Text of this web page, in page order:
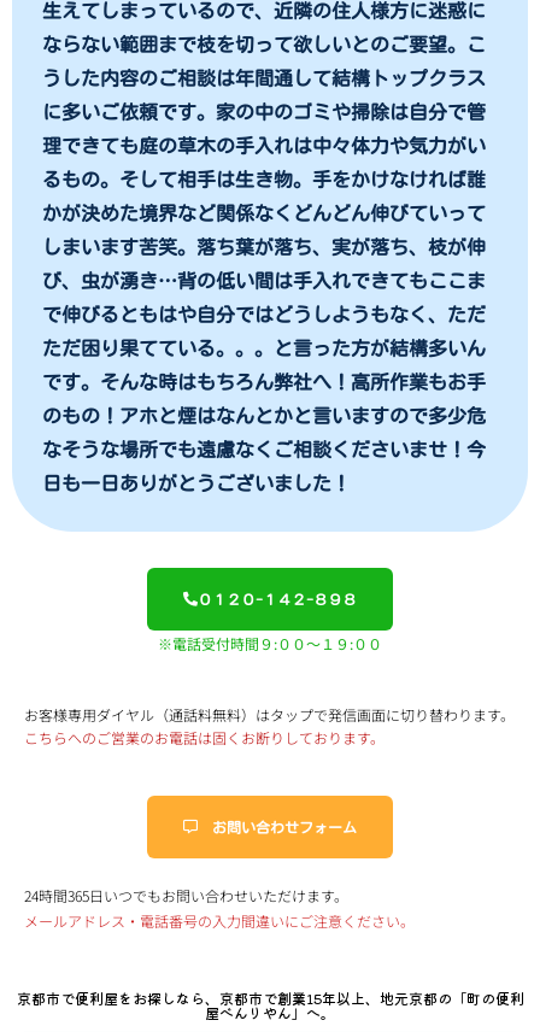
生えてしまっているので、近隣の住人様方に迷惑に
ならない範囲まで枝を切って欲しいとのご要望。こ
うした内容のご相談は年間通して結構トップクラス
に多いご依頼です。家の中のゴミや掃除は自分で管
理できても庭の草木の手入れは中々体力や気力がい
るもの。そして相手は生き物。手をかけなければ誰
かが決めた境界など関係なくどんどん伸びていって
しまいます苦笑。落ち葉が落ち、実が落ち、枝が伸
び、虫が湧き…背の低い間は手入れできてもここま
で伸びるともはや自分ではどうしようもなく、ただ
ただ困り果てている。。。と言った方が結構多いん
です。そんな時はもちろん弊社へ！高所作業もお手
のもの！アホと煙はなんとかと言いますので多少危
なそうな場所でも遠慮なくご相談くださいませ！今
日も一日ありがとうございました！
０１２０-１４２-８９８
※電話受付時間９:００～１９:００
お客様専用ダイヤル（通話料無料）はタップで発信画面に切り替わります。
こちらへのご営業のお電話は固くお断りしております。
お問い合わせフォーム
24時間365日いつでもお問い合わせいただけます。
メールアドレス・電話番号の入力間違いにご注意ください。
京都市で便利屋をお探しなら、京都市で創業15年以上、地元京都の「町の便利
屋べんりやん」へ。